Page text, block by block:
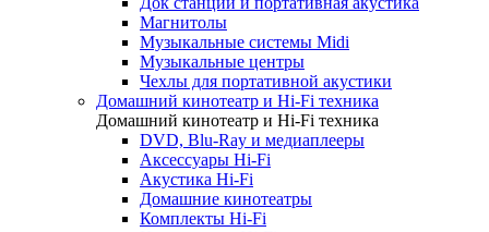
Магнитолы
Музыкальные системы Midi
Музыкальные центры
Чехлы для портативной акустики
Домашний кинотеатр и Hi-Fi техника
Домашний кинотеатр и Hi-Fi техника
DVD, Blu-Ray и медиаплееры
Аксессуары Hi-Fi
Акустика Hi-Fi
Домашние кинотеатры
Комплекты Hi-Fi